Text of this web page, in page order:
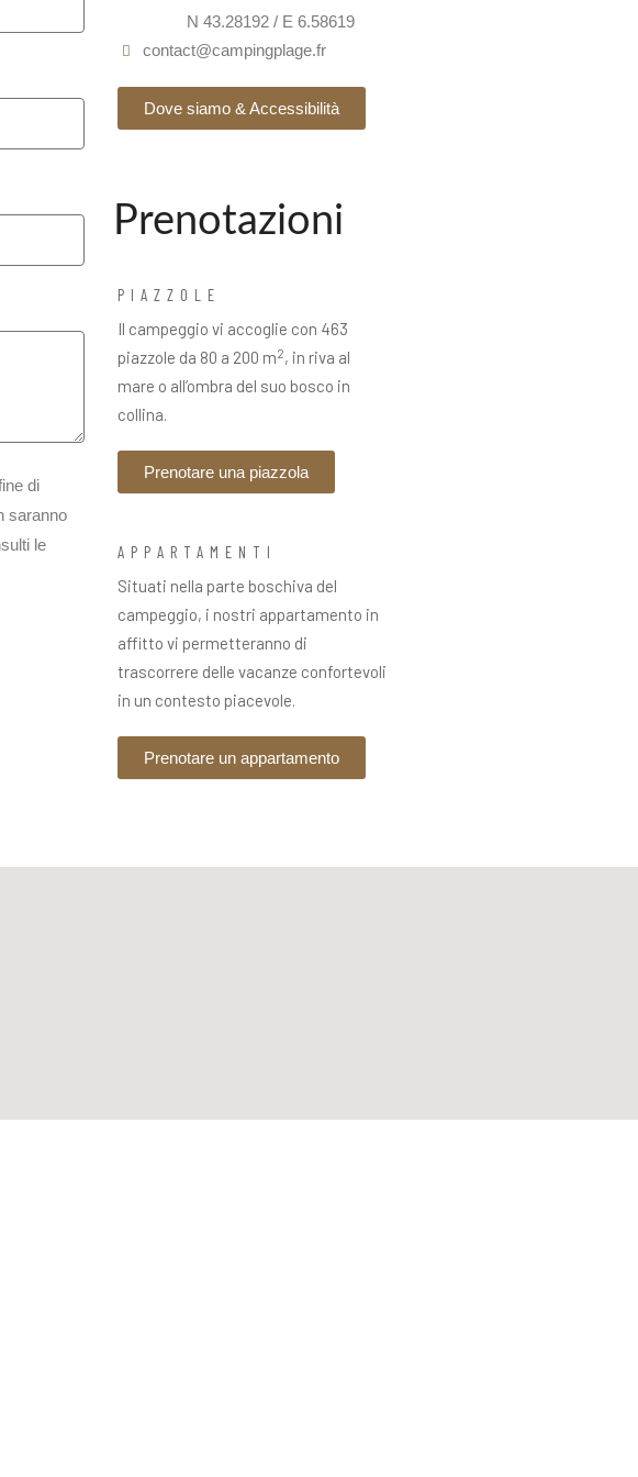
di
saranno
le
N 43.28192 / E 6.58619
contact@campingplage.fr
Dove siamo & Accessibilità
Prenotazioni
PIAZZOLE
Il campeggio vi accoglie con 463
piazzole da 80 a 200 m2, in riva al
mare o all’ombra del suo bosco in
collina.
Prenotare una piazzola
APPARTAMENTI
Situati nella parte boschiva del
campeggio, i nostri appartamento in
affitto vi permetteranno di
trascorrere delle vacanze confortevoli
in un contesto piacevole.
Prenotare un appartamento